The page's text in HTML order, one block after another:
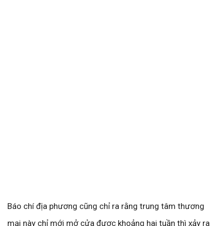
Báo chí địa phương cũng chỉ ra rằng trung tâm thương
mại này chỉ mới mở cửa được khoảng hai tuần thì xảy ra